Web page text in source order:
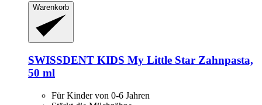
Warenkorb
SWISSDENT KIDS My Little Star Zahnpasta,
50 ml
Für Kinder von 0-6 Jahren